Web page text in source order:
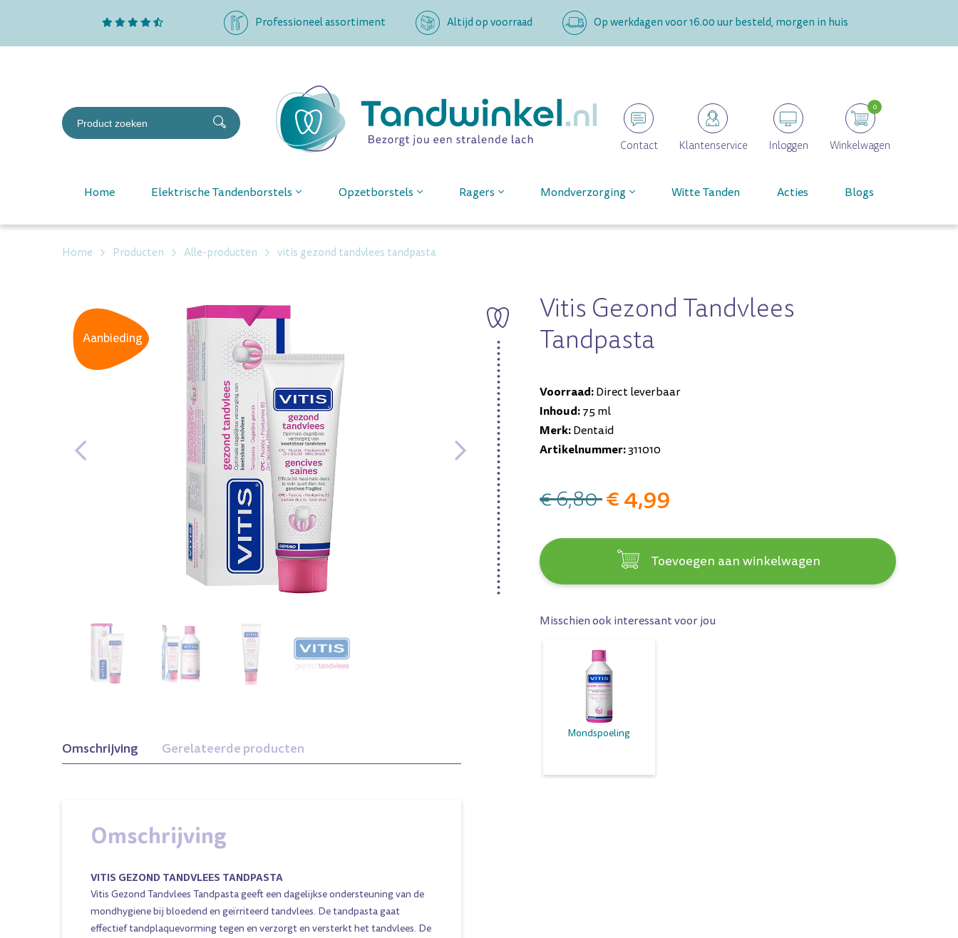
Professioneel assortiment Altijd op voorraad Op werkdagen voor 16.00 uur besteld, morgen in huis
Contact Klantenservice Inloggen Winkelwagen
0
Home Elektrische Tandenborstels Opzetborstels Ragers Mondverzorging Witte Tanden Acties Blogs
Home Producten Alle-producten vitis gezond tandvlees tandpasta
Aanbieding
Vitis Gezond Tandvlees
Tandpasta
Voorraad:Direct leverbaar
Inhoud:75 ml
Merk:Dentaid
Artikelnummer:311010
€ 6,80€ 4,99
Toevoegen aan winkelwagen
Misschien ook interessant voor jou
Mondspoeling
Omschrijving Gerelateerde producten
Omschrijving
VITIS GEZOND TANDVLEES TANDPASTA
Vitis Gezond Tandvlees Tandpasta geeft een dagelijkse ondersteuning van de
mondhygiene bij bloedend en geïrriteerd tandvlees. De tandpasta gaat
effectief tandplaquevorming tegen en verzorgt en versterkt het tandvlees. De